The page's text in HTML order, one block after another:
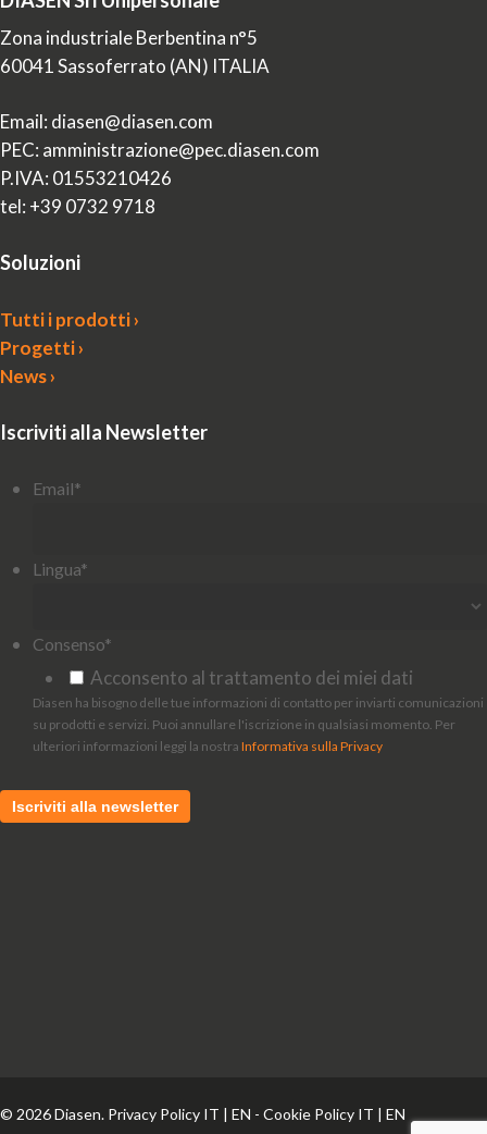
Zona industriale Berbentina n°5
60041 Sassoferrato (AN) ITALIA
Email: diasen@diasen.com
PEC: amministrazione@pec.diasen.com
P.IVA: 01553210426
tel: +39 0732 9718
Soluzioni
Tutti i prodotti ›
Progetti ›
News ›
Iscriviti alla Newsletter
Email*
Lingua*
Consenso*
Acconsento al trattamento dei miei dati
Diasen ha bisogno delle tue informazioni di contatto per inviarti comunicazioni
su prodotti e servizi. Puoi annullare l'iscrizione in qualsiasi momento. Per
ulteriori informazioni leggi la nostraInformativa sulla Privacy
© 2026 Diasen. Privacy Policy IT | EN - Cookie Policy IT | EN